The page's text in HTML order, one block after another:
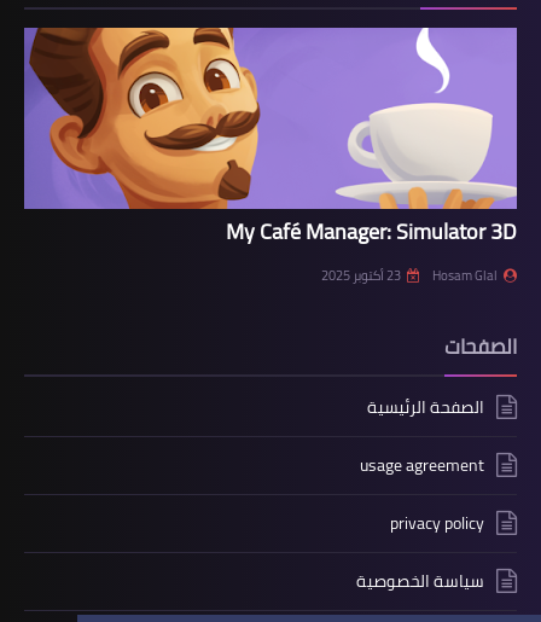
My Café Manager: Simulator 3D
Hosam Glal 23 أكتوبر 2025
الصفحات
الصفحة الرئيسية
usage agreement
privacy policy
سياسة الخصوصية